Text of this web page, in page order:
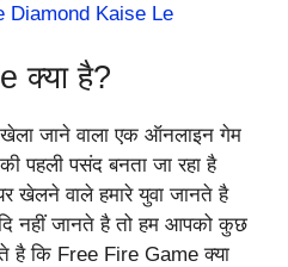
Diamond Kaise Le
क्या है?
जाने वाला एक ऑनलाइन गेम
पहली पसंद बनता जा रहा है
खेलने वाले हमारे युवा जानते है
नहीं जानते है तो हम आपको कुछ
है कि Free Fire Game क्या